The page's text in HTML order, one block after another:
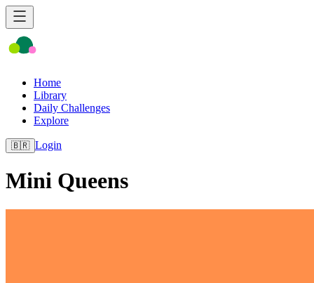
Home
Library
Daily Challenges
Explore
🇧🇷 Login
Mini Queens